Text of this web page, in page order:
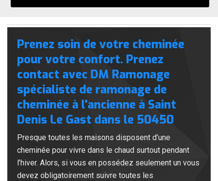
Prenez soin de votre cheminée
pour votre confort. Prenez
contact avec DM Ramonage
spécialiste de ramonage de
cheminée à l'ancienne à Saint
Denis Le Gast dans le 50450
Presque toutes les maisons disposent d’une
cheminée pour vivre dans le chaud surtout pendant
l’hiver. Alors, si vous en possédez seulement un vous
devez obligatoirement suivre toutes les